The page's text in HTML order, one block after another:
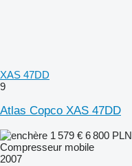
XAS 47DD
9
Atlas Copco XAS 47DD
1 579 € 6 800 PLN
Compresseur mobile
2007